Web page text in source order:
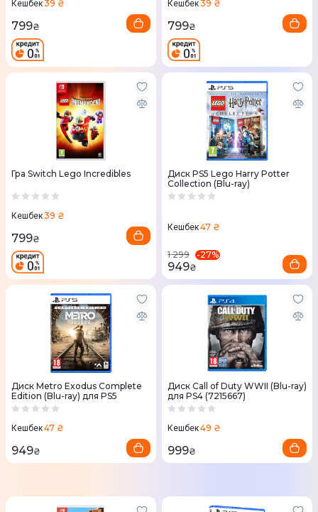
Кешбек39 ₴
799₴
Кешбек39 ₴
799₴
Гра Switch Lego Incredibles
Кешбек39 ₴
799₴
Диск PS5 Lego Harry Potter
Collection (Blu-ray)
Кешбек47 ₴
1 299 -27%
949₴
Диск Metro Exodus Complete
Edition (Blu-ray) для PS5
Кешбек47 ₴
949₴
Диск Call of Duty WWII (Blu-ray)
для PS4 (7215667)
Кешбек49 ₴
999₴